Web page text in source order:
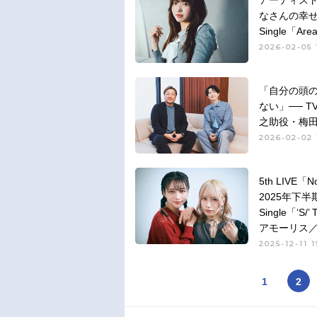
なさんの幸
Single「
2026-02-05
「自分の頭
ない」──
之助役・梅
2026-02-02
5th LIVE「
2025年下半
Single「‘S/
アモーリス
2025-12-11
1 2